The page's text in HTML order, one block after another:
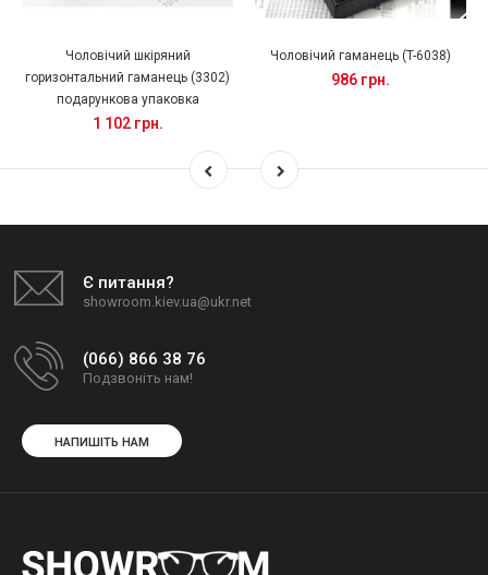
Чоловічий шкіряний
горизонтальний гаманець (3302)
подарункова упаковка
1 102 грн.
Чоловічий гаманець (T-6038)
986 грн.
Є питання?
showroom.kiev.ua@ukr.net
(066) 866 38 76
Подзвоніть нам!
НАПИШІТЬ НАМ